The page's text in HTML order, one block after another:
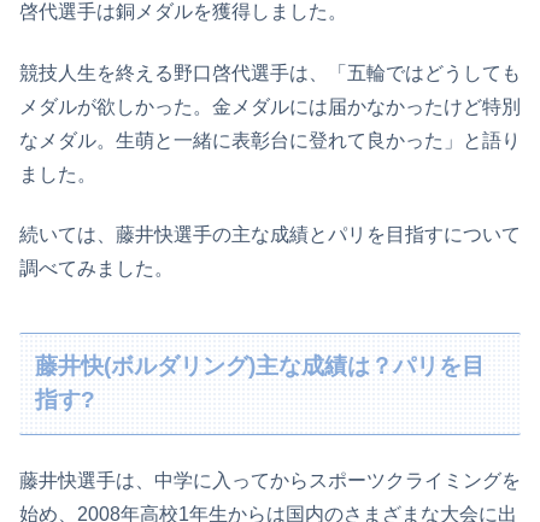
啓代選手は銅メダルを獲得しました。
競技人生を終える野口啓代選手は、「五輪ではどうしても
メダルが欲しかった。金メダルには届かなかったけど特別
なメダル。生萌と一緒に表彰台に登れて良かった」と語り
ました。
続いては、藤井快選手の主な成績とパリを目指すについて
調べてみました。
藤井快(ボルダリング)主な成績は？パリを目
指す?
藤井快選手は、中学に入ってからスポーツクライミングを
始め、2008年高校1年生からは国内のさまざまな大会に出